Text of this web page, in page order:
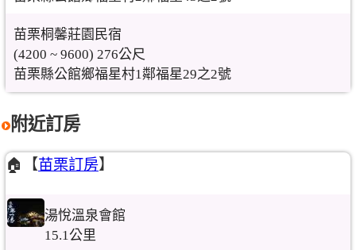
苗栗桐馨莊園民宿
(4200 ~ 9600) 276公尺
苗栗縣公館鄉福星村1鄰福星29之2號
附近訂房
🏠【苗栗訂房】
湯悅溫泉會館
15.1公里